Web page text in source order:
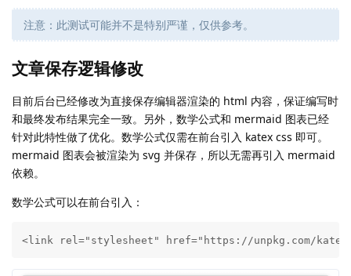
注意：此测试可能并不是特别严谨，仅供参考。
文章保存逻辑修改
目前后台已经修改为直接保存编辑器渲染的 html 内容，保证编写时
和最终发布结果完全一致。另外，数学公式和 mermaid 图表已经
针对此特性做了优化。数学公式仅需在前台引入 katex css 即可。
mermaid 图表会被渲染为 svg 并保存，所以无需再引入 mermaid
依赖。
数学公式可以在前台引入：
<link rel="stylesheet" href="https://unpkg.com/